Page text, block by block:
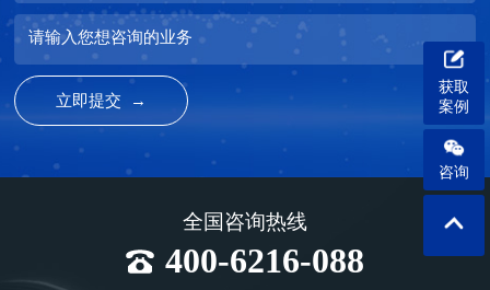
请输入您想咨询的业务
全国咨询热线
400-6216-088
获取
案例
咨询